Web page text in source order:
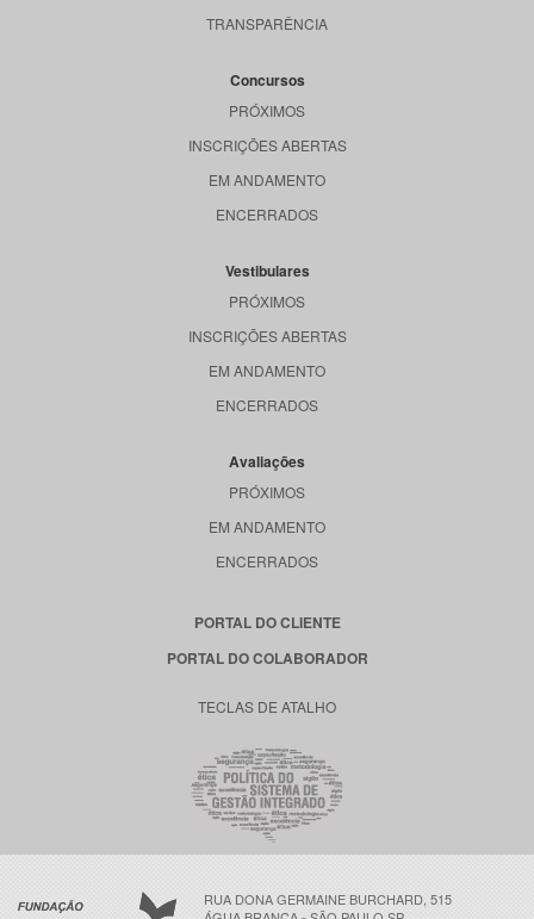
TRANSPARÊNCIA
Concursos
PRÓXIMOS
INSCRIÇÕES ABERTAS
EM ANDAMENTO
ENCERRADOS
Vestibulares
PRÓXIMOS
INSCRIÇÕES ABERTAS
EM ANDAMENTO
ENCERRADOS
Avaliações
PRÓXIMOS
EM ANDAMENTO
ENCERRADOS
PORTAL DO CLIENTE
PORTAL DO COLABORADOR
TECLAS DE ATALHO
RUA DONA GERMAINE BURCHARD, 515